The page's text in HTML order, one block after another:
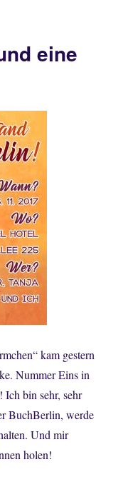
gewonnen
eine
kam gestern
Nummer Eins in
Ich bin sehr, sehr
BuchBerlin, werde
Und mir
holen!